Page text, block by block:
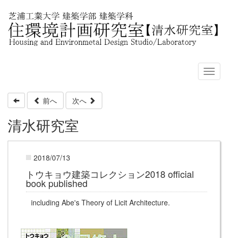
前へ 次へ
清水研究室
2018/07/13
トウキョウ建築コレクション2018 official
book published
including Abe's Theory of Licit Architecture.